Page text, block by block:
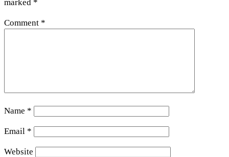
marked *
Comment *
Name *
Email *
Website